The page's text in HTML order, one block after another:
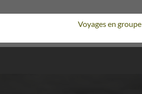
Voyages en groupe